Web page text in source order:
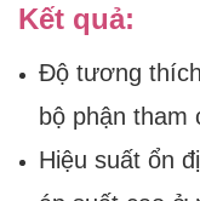
Kết quả:
Độ tương
bộ phận tham
Hiệu suất ổn